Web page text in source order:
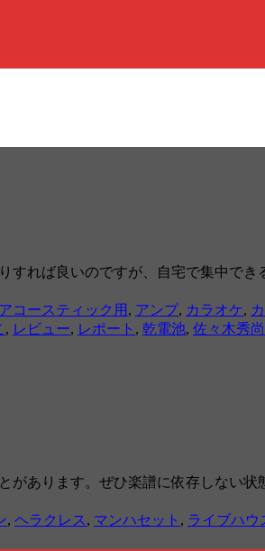
れば良いのですが、自宅で集中で
アコースティック用 , アンプ, カラオケ,
, レビュー, レポート , 乾電池, 佐々木秀尚
あります。ぜひ楽譜に依存しない
, ヘラクレス , マンハセット , ライブハウ